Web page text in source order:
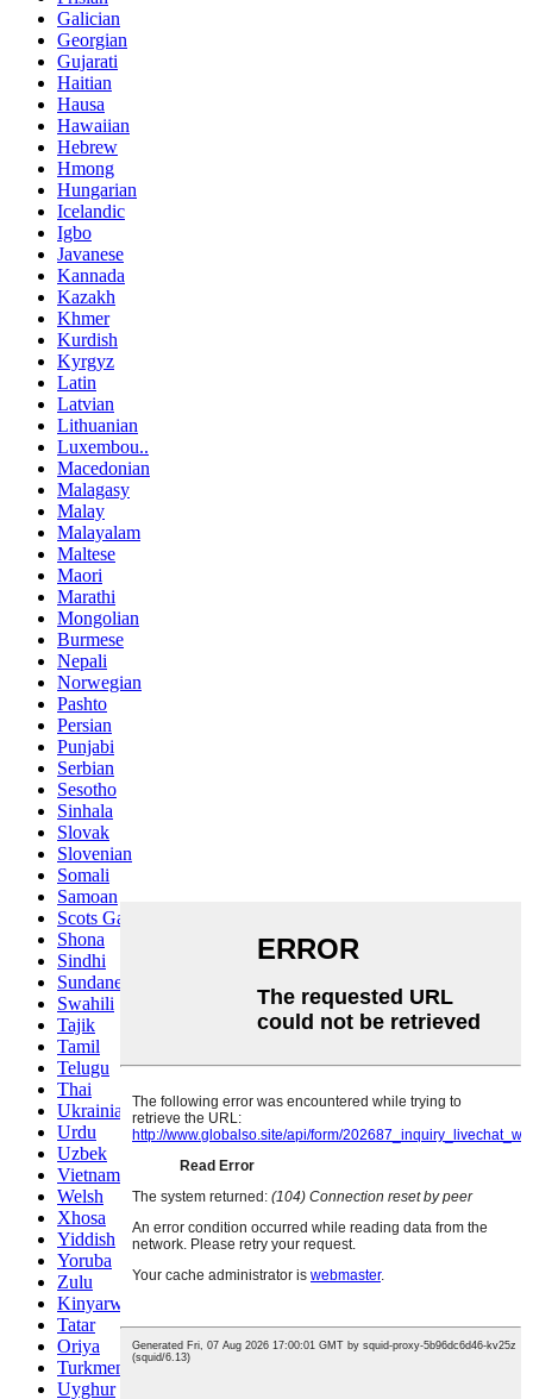
Galician
Georgian
Gujarati
Haitian
Hausa
Hawaiian
Hebrew
Hmong
Hungarian
Icelandic
Igbo
Javanese
Kannada
Kazakh
Khmer
Kurdish
Kyrgyz
Latin
Latvian
Lithuanian
Luxembou..
Macedonian
Malagasy
Malay
Malayalam
Maltese
Maori
Marathi
Mongolian
Burmese
Nepali
Norwegian
Pashto
Persian
Punjabi
Serbian
Sesotho
Sinhala
Slovak
Slovenian
Somali
Samoan
Scots Gaelic
Shona
Sindhi
Sundanese
Swahili
Tajik
Tamil
Telugu
Thai
Ukrainian
Urdu
Uzbek
Vietnamese
Welsh
Xhosa
Yiddish
Yoruba
Zulu
Kinyarwanda
Tatar
Oriya
Turkmen
Uyghur